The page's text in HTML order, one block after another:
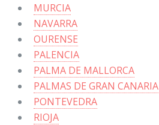
MURCIA
NAVARRA
OURENSE
PALENCIA
PALMA DE MALLORCA
PALMAS DE GRAN CANARIA
PONTEVEDRA
RIOJA